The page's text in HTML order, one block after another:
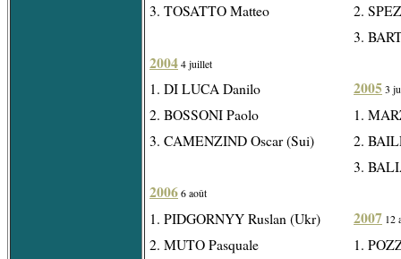
3. TOSATTO Matteo
2004 4 juillet
1. DI LUCA Danilo
2. BOSSONI Paolo
3. CAMENZIND Oscar (Sui)
2006 6 août
1. PIDGORNYY Ruslan (Ukr)
2. MUTO Pasquale
2.
3.
2005 3
1.
2.
3.
2007 12
1.